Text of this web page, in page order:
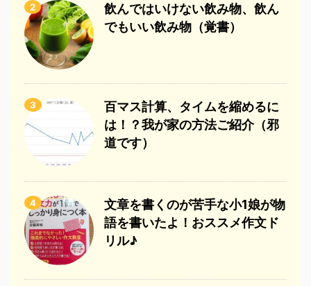
2
飲んではいけない飲み物、飲ん
でもいい飲み物（覚書）
3
百マス計算、タイムを縮めるに
は！？我が家の方法ご紹介（邪
道です）
4
文章を書くのが苦手な小1娘が物
語を書いたよ！おススメ作文ド
リル♪